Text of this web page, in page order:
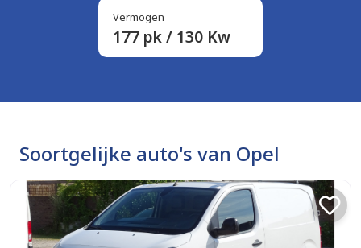
Vermogen
177 pk / 130 Kw
Soortgelijke auto's van Opel